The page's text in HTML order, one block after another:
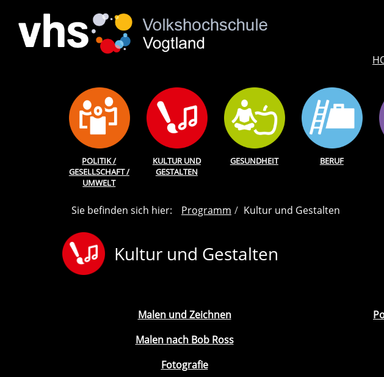
POLITIK /
GESELLSCHAFT /
UMWELT
KULTUR UND
GESTALTEN
GESUNDHEIT BERUF
Sie befinden sich hier: Programm Kultur und Gestalten
Kultur und Gestalten
Malen und Zeichnen
Malen nach Bob Ross
Fotografie